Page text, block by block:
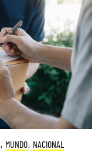
, MUNDO, NACIONAL